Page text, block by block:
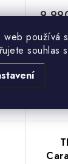
web používá
souhlas
8 256
9